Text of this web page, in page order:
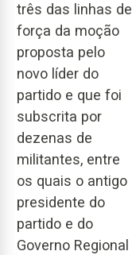
três das linhas de
força da moção
proposta pelo
novo líder do
partido e que foi
subscrita por
dezenas de
militantes, entre
os quais o antigo
presidente do
partido e do
Governo Regional